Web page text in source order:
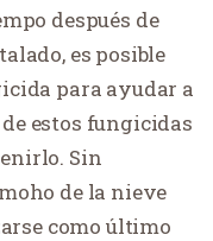
después de
es posible
para ayudar a
estos fungicidas
Sin
de la nieve
como último